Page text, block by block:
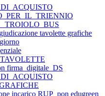
tavolette grafiche
firma_digitale_DS
incarico RUP_pon edugreen